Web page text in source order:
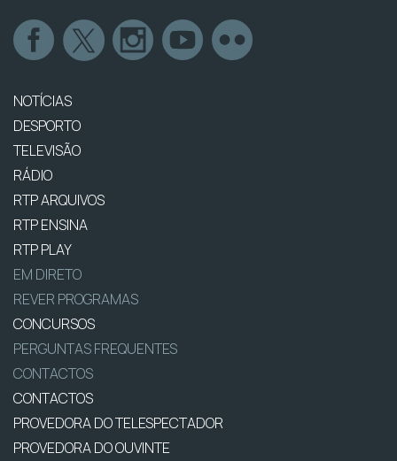
NOTÍCIAS
DESPORTO
TELEVISÃO
RÁDIO
RTP ARQUIVOS
RTP ENSINA
RTP PLAY
EM DIRETO
REVER PROGRAMAS
CONCURSOS
PERGUNTAS FREQUENTES
CONTACTOS
CONTACTOS
PROVEDORA DO TELESPECTADOR
PROVEDORA DO OUVINTE